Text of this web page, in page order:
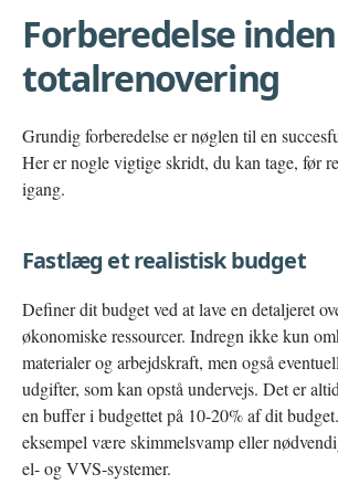
Forberedelse
totalrenovering
Grundig forberedelse er nøglen til en
Her er nogle vigtige skridt, du kan tage, før
igang.
Fastlæg et realistisk budget
Definer dit budget ved at lave en detaljeret
økonomiske ressourcer. Indregn ikke kun
materialer og arbejdskraft, men også
udgifter, som kan opstå undervejs. Det er
en buffer i budgettet på 10-20% af dit
eksempel være skimmelsvamp eller
el- og VVS-systemer.